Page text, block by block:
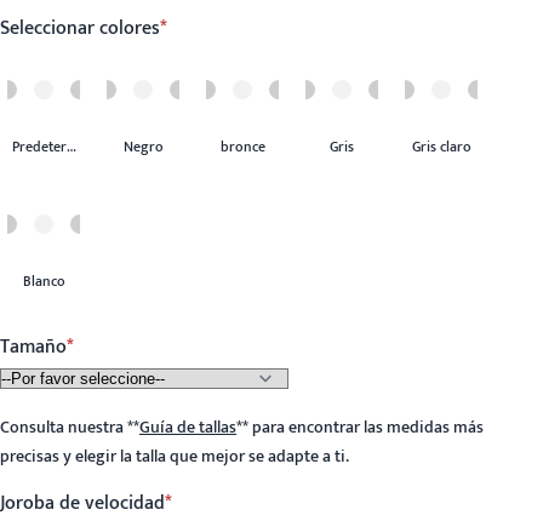
Seleccionar colores
Predeterminado Negro bronce Gris Gris claro
Blanco
Tamaño
Consulta nuestra**Guía de tallas**para encontrar las medidas más
precisas y elegir la talla que mejor se adapte a ti.
Joroba de velocidad